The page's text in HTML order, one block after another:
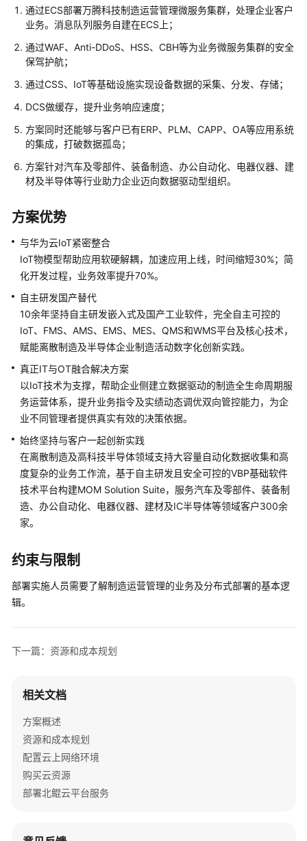
数
据
台
解
决
案
实
践
万
技
制
造
运
营
管
理
MOM
解
方
案
实
践
案
概
述
和
本
实
骤
附
录
修
订
通过ECS部署万腾科技制造运营管理微服务集群，处理企业客户
业务。消息队列服务自建在ECS上；
通过WAF、Anti-DDoS、HSS、CBH等为业务微服务集群的安全
保驾护航；
通过CSS、IoT等基础设施实现设备数据的采集、分发、存储；
DCS做缓存，提升业务响应速度；
方案同时还能够与客户已有ERP、PLM、CAPP、OA等应用系统
的集成，打破数据孤岛；
方案针对汽车及零部件、装备制造、办公自动化、电器仪器、建
材及半导体等行业助力企业迈向数据驱动型组织。
方案优势
与华为云IoT紧密整合
IoT物模型帮助应用软硬解耦，加速应用上线，时间缩短30%；简
化开发过程，业务效率提升70%。
自主研发国产替代
10余年坚持自主研发嵌入式及国产工业软件，完全自主可控的
IoT、FMS、AMS、EMS、MES、QMS和WMS平台及核心技术，
赋能离散制造及半导体企业制造活动数字化创新实践。
真正IT与OT融合解决方案
以IoT技术为支撑，帮助企业侧建立数据驱动的制造全生命周期服
务运营体系，提升业务指令及实绩动态调优双向管控能力，为企
业不同管理者提供真实有效的决策依据。
始终坚持与客户一起创新实践
在离散制造及高科技半导体领域支持大容量自动化数据收集和高
度复杂的业务工作流，基于自主研发且安全可控的VBP基础软件
技术平台构建MOM Solution Suite，服务汽车及零部件、装备制
造、办公自动化、电器仪器、建材及IC半导体等领域客户300余
家。
约束与限制
部署实施人员需要了解制造运营管理的业务及分布式部署的基本逻
辑。
下一篇：资源和成本规划
相关文档
方案概述
资源和成本规划
配置云上网络环境
购买云资源
部署北鲲云平台服务